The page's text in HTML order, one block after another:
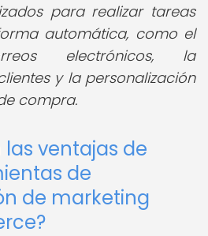
para realizar tareas
automática, como el
electrónicos, la
y la personalización
compra.
las ventajas de
de
de marketing